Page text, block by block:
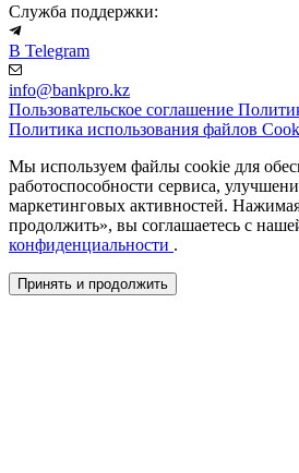
Служба поддержки:
В Telegram
info@bankpro.kz
Пользовательское соглашение
Политика использования файлов
Мы используем файлы cookie для
работоспособности сервиса,
маркетинговых активностей.
продолжить», вы соглашаетесь с
конфиденциальности .
Принять и продолжить